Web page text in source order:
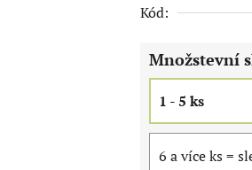
z
hvězdiček.
Kód:
Množstevní
1 - 5 ks
6 a více ks =